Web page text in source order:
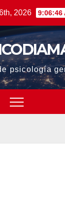
2026 9:06:46
psicología